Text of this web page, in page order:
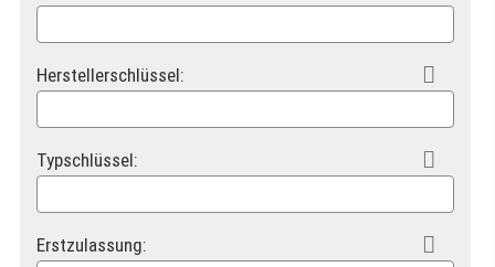
Herstellerschlüssel: 
Typschlüssel: 
Erstzulassung: 